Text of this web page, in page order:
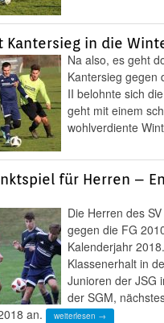
Kantersieg in die
Na also, es geht
Kantersieg gegen
II belohnte sich
geht mit einem
wohlverdiente
für Herren –
Die Herren des
gegen die FG
Kalenderjahr
Klassenerhalt in
Junioren der JSG
der SGM,
an.
weiterlesen →